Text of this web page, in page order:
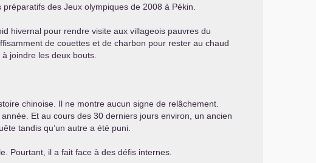
des Jeux olympiques de 2008 à Pékin.
hivernal pour rendre visite aux villageois pauvres du
de couettes et de charbon pour rester au chaud
joindre les deux bouts.
chinoise. Il ne montre aucun signe de relâchement.
Et au cours des 30 derniers jours environ, un ancien
tandis qu’un autre a été puni.
Pourtant, il a fait face à des défis internes.